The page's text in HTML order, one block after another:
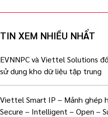
TIN XEM NHIỀU NHẨT
EVNNPC và Viettel Solutions
sử dụng kho dữ liệu tập trung
Viettel Smart IP – Mảnh ghép
Secure – Intelligent – Open –